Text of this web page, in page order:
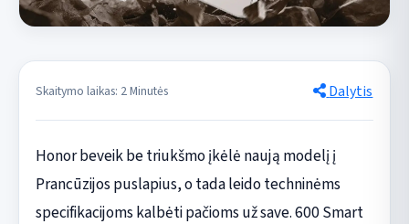
Skaitymo laikas: 2 Minutės Dalytis
Honor beveik be triukšmo įkėlė naują modelį į
Prancūzijos puslapius, o tada leido techninėms
specifikacijoms kalbėti pačioms už save. 600 Smart